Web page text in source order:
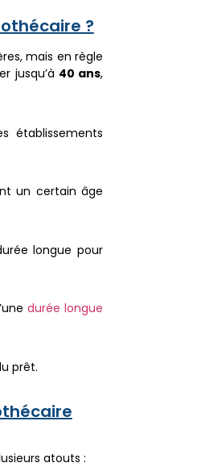
?
mais en règle
jusqu’à 40 ans,
établissements
un certain âge
longue pour
durée longue
prêt.
atouts :